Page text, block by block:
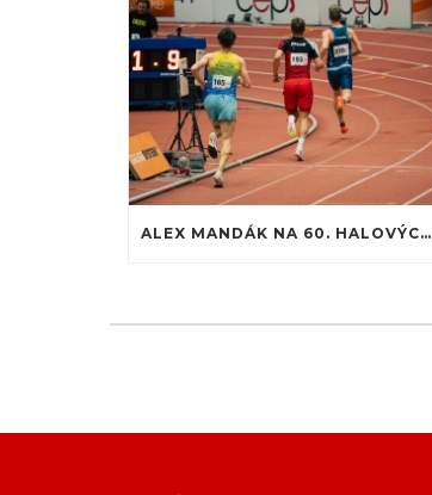
ALEX MANDÁK NA 60. HALOVÝCH MAJSTROVSTVÁCH SLOVENSKA: PREMIÉRA NA ATLETICKEJ DRÁHE